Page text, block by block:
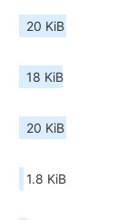
20 KiB
18 KiB
20 KiB
1.8 KiB